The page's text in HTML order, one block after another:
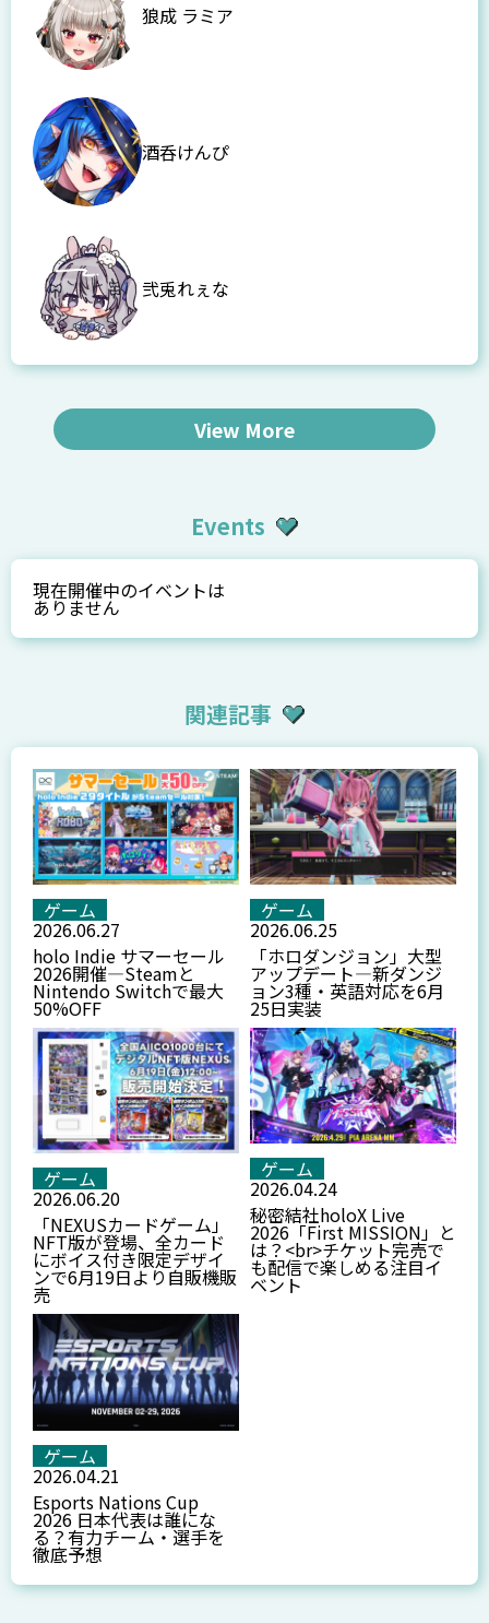
狼成 ラミア
酒呑けんぴ
弐兎れぇな
View More
Events
現在開催中のイベントは
ありません
関連記事
ゲーム
2026.06.27
holo Indie サマーセール
2026開催—Steamと
Nintendo Switchで最大
50%OFF
ゲーム
2026.06.25
「ホロダンジョン」大型
アップデート—新ダンジ
ョン3種・英語対応を6月
25日実装
ゲーム
2026.06.20
「NEXUSカードゲーム」
NFT版が登場、全カード
にボイス付き限定デザイ
ンで6月19日より自販機販
売
ゲーム
2026.04.24
秘密結社holoX Live
2026「First MISSION」と
は？<br>チケット完売で
も配信で楽しめる注目イ
ベント
ゲーム
2026.04.21
Esports Nations Cup
2026 日本代表は誰にな
る？有力チーム・選手を
徹底予想